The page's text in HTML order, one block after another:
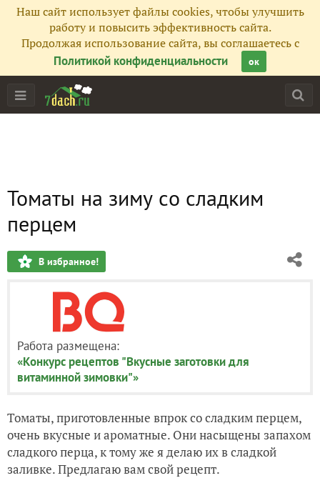
Наш сайт использует файлы cookies, чтобы улучшить
работу и повысить эффективность сайта.
Продолжая использование сайта, вы соглашаетесь с
Политикой конфиденциальности
ок
Томаты на зиму cо сладким
перцем
В избранное!
Работа размещена:
«Конкурс рецептов "Вкусные заготовки для
витаминной зимовки"»
Томаты, приготовленные впрок со сладким перцем,
очень вкусные и ароматные. Они насыщены запахом
сладкого перца, к тому же я делаю их в сладкой
заливке. Предлагаю вам свой рецепт.